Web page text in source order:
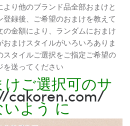
より他のブランド品全部おまけと
録後、ご希望のおまけを教えて
の金額により、ランダムにおまけ
まけスタイルがいろいろありま
タイルご選択をご指定ご希望の
を送ってください
ご選択可のサ
cakoren.com/
いよう に